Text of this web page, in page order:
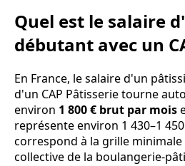
Quel est le salaire
débutant avec un
En France, le salaire d'un
d'un CAP Pâtisserie tourne
environ 1 800 € brut par mois
représente environ 1 430–1
correspond à la grille
collective de la boulangerie-